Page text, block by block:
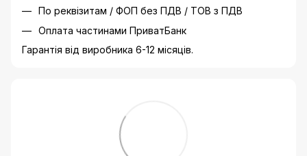
По реквізитам / ФОП без ПДВ / ТОВ з ПДВ
Оплата частинами ПриватБанк
Гарантія від виробника 6-12 місяців.